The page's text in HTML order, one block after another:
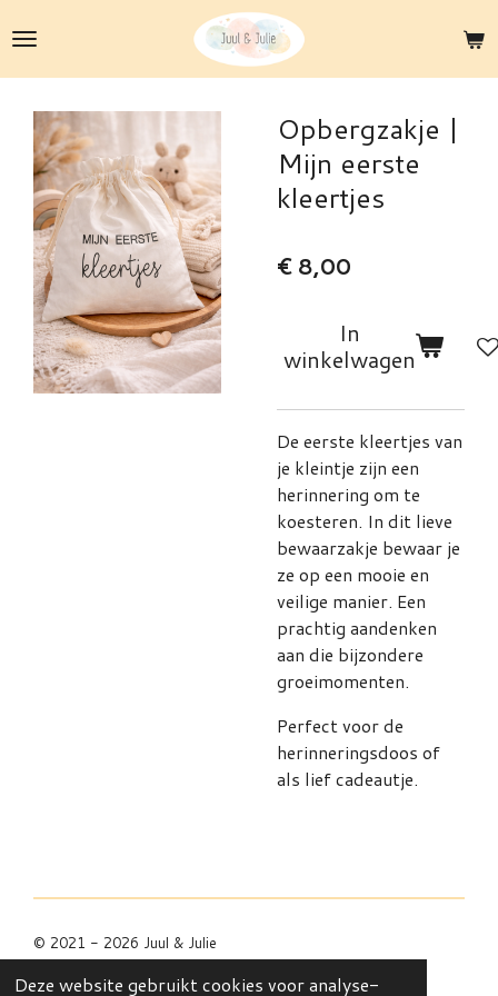
Deze website gebruikt cookies voor analyse-
direct
naar
hoofdinhoud
Opbergzakje |
Mijn eerste
kleertjes
€ 8,00
In
winkelwagen
De eerste kleertjes van
je kleintje zijn een
herinnering om te
koesteren. In dit lieve
bewaarzakje bewaar je
ze op een mooie en
veilige manier. Een
prachtig aandenken
aan die bijzondere
groeimomenten.
Perfect voor de
herinneringsdoos of
als lief cadeautje.
© 2021 - 2026 Juul & Julie
Powered byJouwWeb